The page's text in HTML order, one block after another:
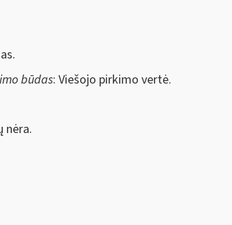
būdas: Viešojo pirkimo vertė.
nėra.